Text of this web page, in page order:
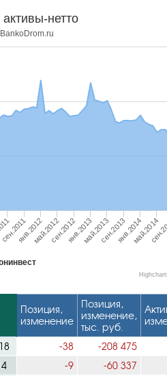
нетто
май.2012 май.2013 май.2014
сен.2011янв.2012 сен.2012янв.2013 сен.2013янв.2014
Позиция,
изменение
Позиция,
изменение,
тыс. руб.
-38 -208 475
-9 -60 337